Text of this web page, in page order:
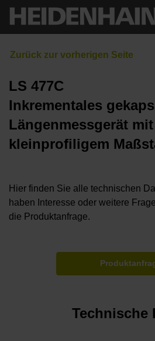
LS 477C
Inkrementales
Längenmessgerät mit
kleinprofiligem
Hier finden Sie alle technischen
haben Interesse oder weitere
die Produktanfrage.
Technische